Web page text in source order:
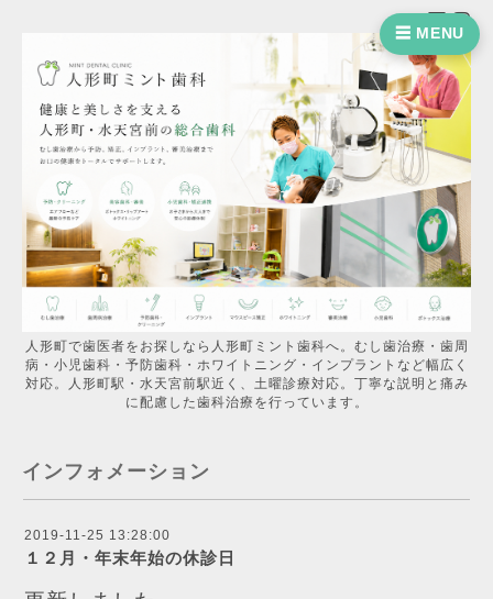
☰ MENU
人形町で歯医者をお探しなら人形町ミント歯科へ。むし歯治療・歯周
病・小児歯科・予防歯科・ホワイトニング・インプラントなど幅広く
対応。人形町駅・水天宮前駅近く、土曜診療対応。丁寧な説明と痛み
に配慮した歯科治療を行っています。
インフォメーション
2019-11-25 13:28:00
１２月・年末年始の休診日